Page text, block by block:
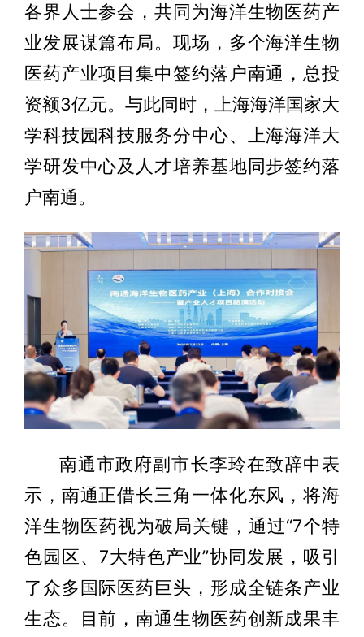
各界人士参会，共同为海洋生物医药产
业发展谋篇布局。现场，多个海洋生物
医药产业项目集中签约落户南通，总投
资额3亿元。与此同时，上海海洋国家大
学科技园科技服务分中心、上海海洋大
学研发中心及人才培养基地同步签约落
户南通。
南通市政府副市长李玲在致辞中表
示，南通正借长三角一体化东风，将海
洋生物医药视为破局关键，通过“7个特
色园区、7大特色产业”协同发展，吸引
了众多国际医药巨头，形成全链条产业
生态。目前，南通生物医药创新成果丰